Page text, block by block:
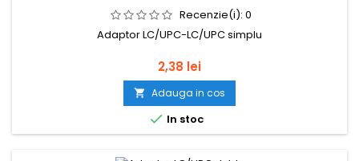
Recenzie(i): 0
Adaptor LC/UPC-LC/UPC simplu
Pret
2,38 lei
 Adauga in cos
 In stoc